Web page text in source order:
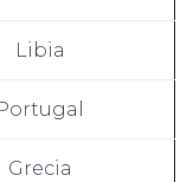
Libia
Grecia